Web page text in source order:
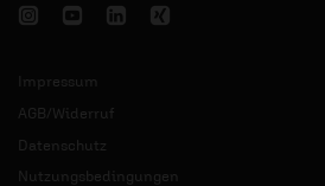
Impressum
AGB/Widerruf
Datenschutz
Nutzungsbedingungen